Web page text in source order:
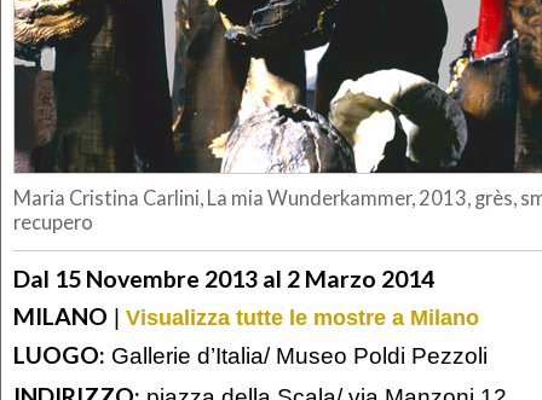
Maria Cristina Carlini, La mia Wunderkammer, 2013, grès,
recupero
Dal 15 Novembre 2013 al 2 Marzo 2014
MILANO | Visualizza tutte le mostre a Milano
LUOGO: Gallerie d’Italia/ Museo Poldi Pezzoli